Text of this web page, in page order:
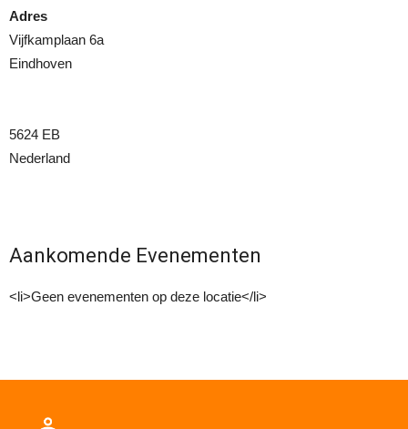
Adres
Vijfkamplaan 6a
Eindhoven
5624 EB
Nederland
Aankomende Evenementen
<li>Geen evenementen op deze locatie</li>